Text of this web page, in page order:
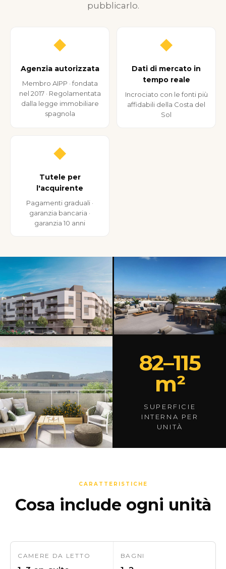
pubblicarlo.
◆
Agenzia autorizzata
Membro AIPP · fondata
nel 2017 · Regolamentata
dalla legge immobiliare
spagnola
◆
Dati di mercato in
tempo reale
Incrociato con le fonti più
affidabili della Costa del
Sol
◆
Tutele per
l'acquirente
Pagamenti graduali ·
garanzia bancaria ·
garanzia 10 anni
82–115
m²
SUPERFICIE
INTERNA PER
UNITÀ
CARATTERISTICHE
Cosa include ogni unità
CAMERE DA LETTO BAGNI